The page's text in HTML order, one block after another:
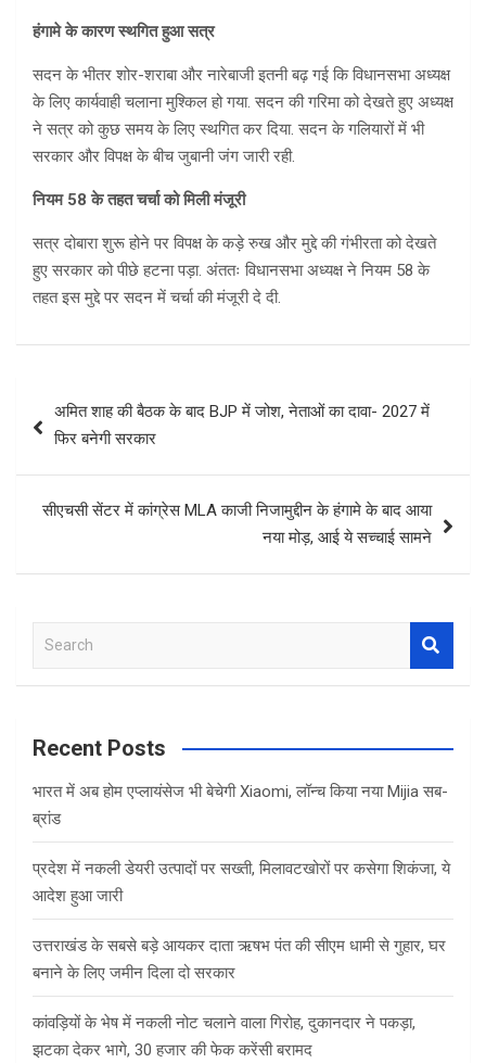
हंगामे के कारण स्थगित हुआ सत्र
सदन के भीतर शोर-शराबा और नारेबाजी इतनी बढ़ गई कि विधानसभा अध्यक्ष
के लिए कार्यवाही चलाना मुश्किल हो गया. सदन की गरिमा को देखते हुए अध्यक्ष
ने सत्र को कुछ समय के लिए स्थगित कर दिया. सदन के गलियारों में भी
सरकार और विपक्ष के बीच जुबानी जंग जारी रही.
नियम 58 के तहत चर्चा को मिली मंजूरी
सत्र दोबारा शुरू होने पर विपक्ष के कड़े रुख और मुद्दे की गंभीरता को देखते
हुए सरकार को पीछे हटना पड़ा. अंततः विधानसभा अध्यक्ष ने नियम 58 के
तहत इस मुद्दे पर सदन में चर्चा की मंजूरी दे दी.
navigation
अमित शाह की बैठक के बाद BJP में जोश, नेताओं का दावा- 2027 में
फिर बनेगी सरकार
सीएचसी सेंटर में कांग्रेस MLA काजी निजामुद्दीन के हंगामे के बाद आया
नया मोड़, आई ये सच्चाई सामने
a
c
Recent Posts
भारत में अब होम एप्लायंसेज भी बेचेगी Xiaomi, लॉन्च किया नया Mijia सब-
ब्रांड
प्रदेश में नकली डेयरी उत्पादों पर सख्ती, मिलावटखोरों पर कसेगा शिकंजा, ये
आदेश हुआ जारी
उत्तराखंड के सबसे बड़े आयकर दाता ऋषभ पंत की सीएम धामी से गुहार, घर
बनाने के लिए जमीन दिला दो सरकार
कांवड़ियों के भेष में नकली नोट चलाने वाला गिरोह, दुकानदार ने पकड़ा,
झटका देकर भागे, 30 हजार की फेक करेंसी बरामद